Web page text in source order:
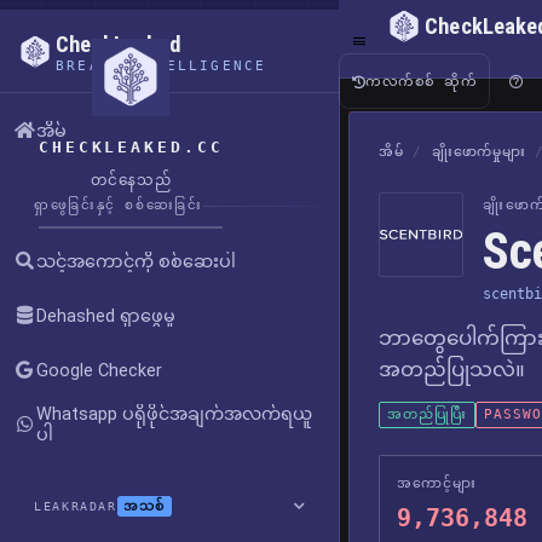
CHECKLEAKED.CC
တင်နေသည်
CheckLeaked
BREACH INTELLIGENCE
အိမ်
ရှာဖွေခြင်းနှင့် စစ်ဆေးခြင်း
သင့်အကောင့်ကို စစ်ဆေးပါ
Dehashed ရှာဖွေမှု
Google Checker
Whatsapp ပရိုဖိုင်အချက်အလက်ရယူ
ပါ
LEAKRADAR အသစ်
ကလက်စစ် ဆိုက်
အိမ် / ချိုးဖောက်မှုများ
ချိုးဖေ
ဘာတွေပေါက်ကြ
အတည်ပြုသလဲ။
အတည်ပြုပြီး
အကောင့်များ
9,736,848